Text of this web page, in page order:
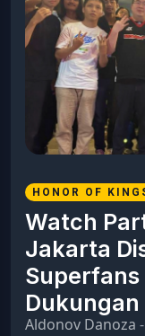
HONOR OF
Watch
Jakarta
Aldonov Danoza